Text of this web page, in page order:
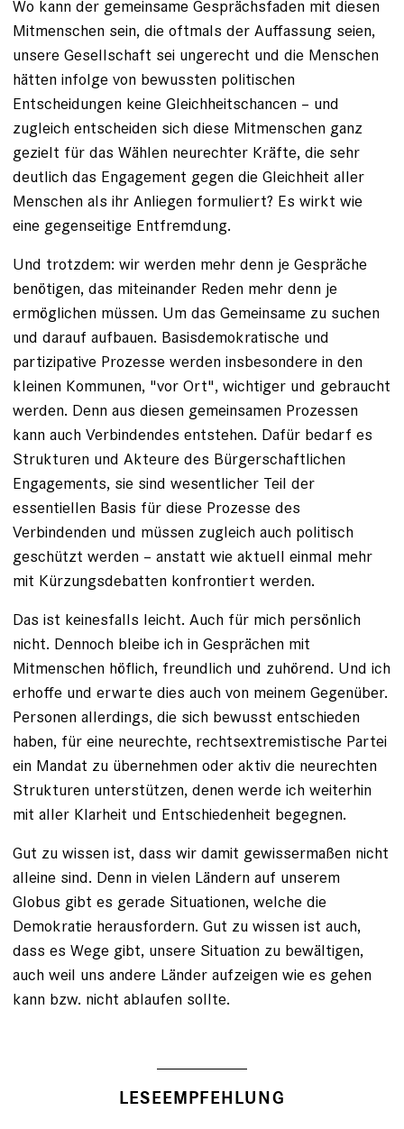
Wo kann der gemeinsame Gesprächsfaden mit diesen
Mitmenschen sein, die oftmals der Auffassung seien,
unsere Gesellschaft sei ungerecht und die Menschen
hätten infolge von bewussten politischen
Entscheidungen keine Gleichheitschancen – und
zugleich entscheiden sich diese Mitmenschen ganz
gezielt für das Wählen neurechter Kräfte, die sehr
deutlich das Engagement gegen die Gleichheit aller
Menschen als ihr Anliegen formuliert? Es wirkt wie
eine gegenseitige Entfremdung.
Und trotzdem: wir werden mehr denn je Gespräche
benötigen, das miteinander Reden mehr denn je
ermöglichen müssen. Um das Gemeinsame zu suchen
und darauf aufbauen. Basisdemokratische und
partizipative Prozesse werden insbesondere in den
kleinen Kommunen, "vor Ort", wichtiger und gebraucht
werden. Denn aus diesen gemeinsamen Prozessen
kann auch Verbindendes entstehen. Dafür bedarf es
Strukturen und Akteure des Bürgerschaftlichen
Engagements, sie sind wesentlicher Teil der
essentiellen Basis für diese Prozesse des
Verbindenden und müssen zugleich auch politisch
geschützt werden – anstatt wie aktuell einmal mehr
mit Kürzungsdebatten konfrontiert werden.
Das ist keinesfalls leicht. Auch für mich persönlich
nicht. Dennoch bleibe ich in Gesprächen mit
Mitmenschen höflich, freundlich und zuhörend. Und ich
erhoffe und erwarte dies auch von meinem Gegenüber.
Personen allerdings, die sich bewusst entschieden
haben, für eine neurechte, rechtsextremistische Partei
ein Mandat zu übernehmen oder aktiv die neurechten
Strukturen unterstützen, denen werde ich weiterhin
mit aller Klarheit und Entschiedenheit begegnen.
Gut zu wissen ist, dass wir damit gewissermaßen nicht
alleine sind. Denn in vielen Ländern auf unserem
Globus gibt es gerade Situationen, welche die
Demokratie herausfordern. Gut zu wissen ist auch,
dass es Wege gibt, unsere Situation zu bewältigen,
auch weil uns andere Länder aufzeigen wie es gehen
kann bzw. nicht ablaufen sollte.
LESEEMPFEHLUNG